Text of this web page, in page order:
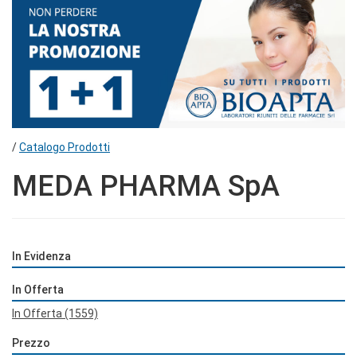
/Catalogo Prodotti
MEDA PHARMA SpA
In Evidenza
In Offerta
In Offerta (1559)
Prezzo